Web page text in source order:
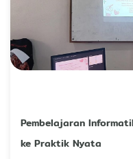
Pembelajaran
ke Praktik Nyata